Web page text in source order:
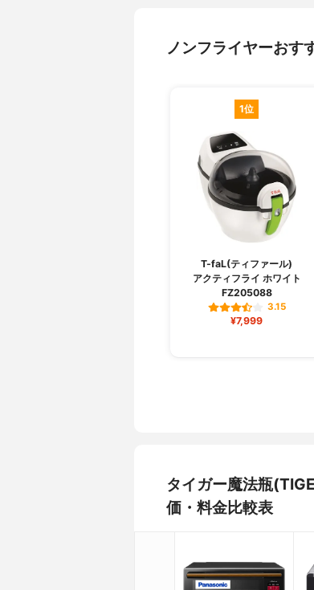
ノンフライヤーおす
1位
T-faL(ティファール)
アクティフライ ホワイト
FZ205088
3.15
¥7,999
タイガー魔法瓶
価・料金比較表